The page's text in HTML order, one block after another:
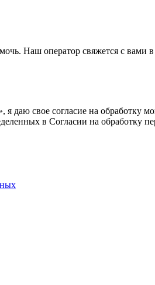
Наш оператор свяжется с вами
даю свое согласие на обработку
в Согласии на обработку